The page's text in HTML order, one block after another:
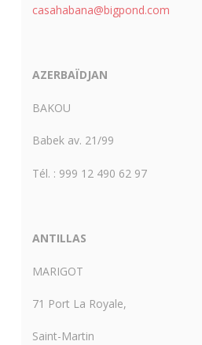
casahabana@bigpond.com
AZERBAÏDJAN
BAKOU
Babek av. 21/99
Tél. : 999 12 490 62 97
ANTILLAS
MARIGOT
71 Port La Royale,
Saint-Martin